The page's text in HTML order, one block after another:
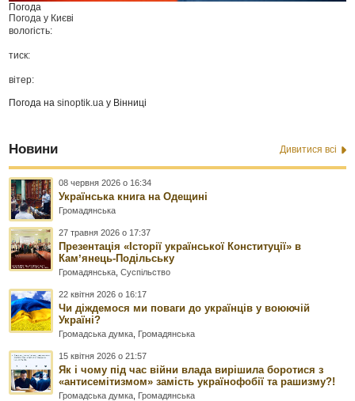
Погода
Погода у Києві
вологість:
тиск:
вітер:
Погода наsinoptik.ua у Вінниці
Новини Дивитися всі
08 червня 2026 о 16:34
Українська книга на Одещині
Громадянська
27 травня 2026 о 17:37
Презентація «Історії української Конституції» в
Камʼянець-Подільську
Громадянська ,Суспільство
22 квітня 2026 о 16:17
Чи діждемося ми поваги до українців у воюючій
Україні?
Громадська думка Громадянська
15 квітня 2026 о 21:57
Як і чому під час війни влада вирішила боротися з
«антисемітизмом» замість українофобії та рашизму?!
Громадська думка Громадянська